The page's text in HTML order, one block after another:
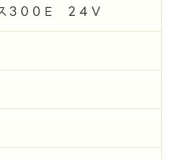
３００Ｅ ２４Ｖ